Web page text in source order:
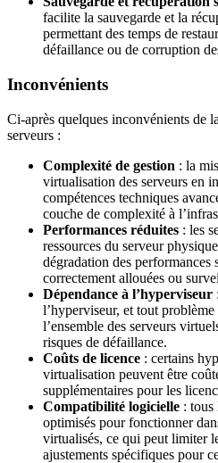
facilite la sauvegarde et la
permettant des temps de
défaillance ou de corruption
Inconvénients
Ci-après quelques inconvénients de
serveurs :
Complexité de gestion : la
virtualisation des serveurs en
compétences techniques
couche de complexité à
Performances réduites : les
ressources du serveur
dégradation des performances
correctement allouées ou
Dépendance à l’hyperviseur
l’hyperviseur, et tout
l’ensemble des serveurs
risques de défaillance.
Coûts de licence : certains
virtualisation peuvent être
supplémentaires pour les
Compatibilité logicielle : tous
optimisés pour fonctionner
virtualisés, ce qui peut limiter
ajustements spécifiques pour